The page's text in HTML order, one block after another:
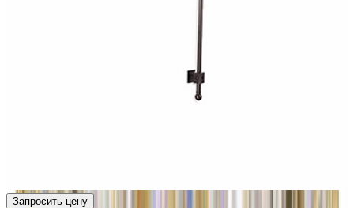
Запросить цену